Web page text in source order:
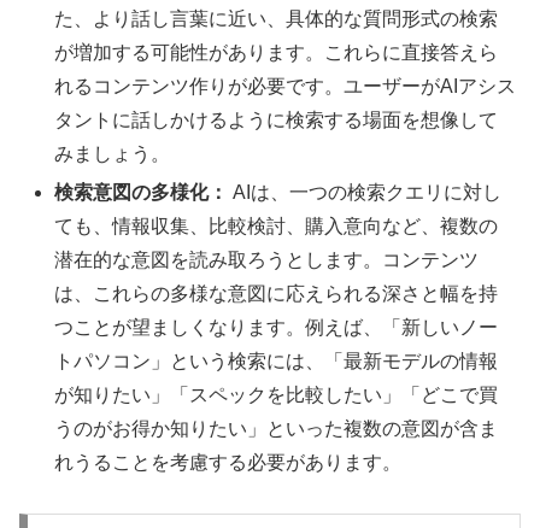
た、より話し言葉に近い、具体的な質問形式の検索
が増加する可能性があります。これらに直接答えら
れるコンテンツ作りが必要です。ユーザーがAIアシス
タントに話しかけるように検索する場面を想像して
みましょう。
検索意図の多様化： AIは、一つの検索クエリに対し
ても、情報収集、比較検討、購入意向など、複数の
潜在的な意図を読み取ろうとします。コンテンツ
は、これらの多様な意図に応えられる深さと幅を持
つことが望ましくなります。例えば、「新しいノー
トパソコン」という検索には、「最新モデルの情報
が知りたい」「スペックを比較したい」「どこで買
うのがお得か知りたい」といった複数の意図が含ま
れうることを考慮する必要があります。